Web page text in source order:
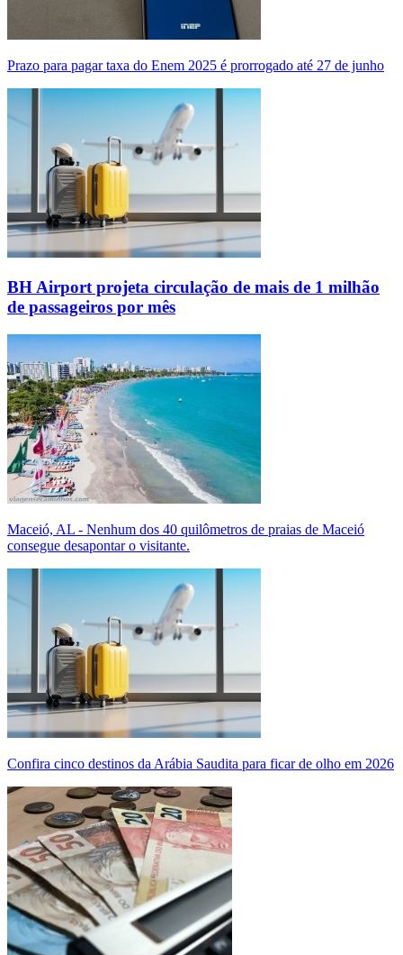
Prazo para pagar taxa do Enem 2025 é prorrogado até 27 de junho
BH Airport projeta circulação de mais de 1 milhão
de passageiros por mês
Maceió, AL - Nenhum dos 40 quilômetros de praias de Maceió
consegue desapontar o visitante.
Confira cinco destinos da Arábia Saudita para ficar de olho em 2026